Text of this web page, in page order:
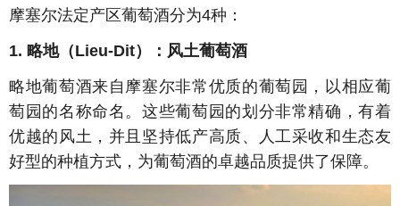
摩塞尔法定产区葡萄酒分为4种：
1. 略地（Lieu-Dit）：风土葡萄酒
略地葡萄酒来自摩塞尔非常优质的葡萄园，以相应葡
萄园的名称命名。这些葡萄园的划分非常精确，有着
优越的风土，并且坚持低产高质、人工采收和生态友
好型的种植方式，为葡萄酒的卓越品质提供了保障。